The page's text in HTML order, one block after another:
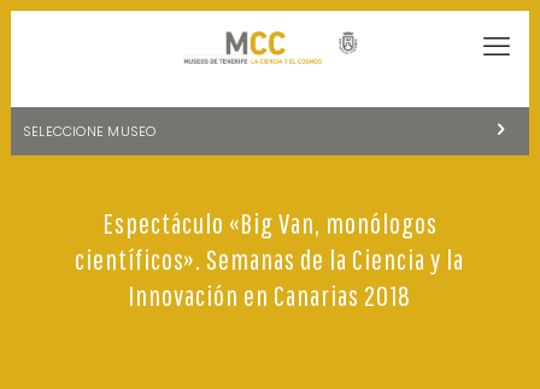
SELECCIONE MUSEO
NATURALEZA Y ARQUEOLOGÍA
Espectáculo «Big Van, monólogos
científicos». Semanas de la Ciencia y la
Innovación en Canarias 2018